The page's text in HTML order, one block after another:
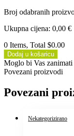
Broj odabranih
Ukupna cijena: 0,00 €
0 Items, Total $0.00
Dodaj u košaricu
Moglo bi Vas zanimati
Povezani proizvodi
Povezani
Nekategorizirano